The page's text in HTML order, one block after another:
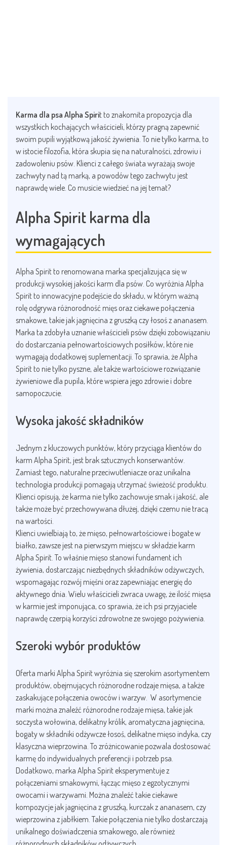
Karma dla psa Alpha Spirit to znakomita propozycja dla
wszystkich kochających właścicieli, którzy pragną zapewnić
swoim pupili wyjątkową jakość żywienia. To nie tylko karma, to
w istocie filozofia, która skupia się na naturalności, zdrowiu i
zadowoleniu psów. Klienci z całego świata wyrażają swoje
zachwyty nad tą marką, a powodów tego zachwytu jest
naprawdę wiele. Co musicie wiedzieć na jej temat?
Alpha Spirit karma dla
wymagających
Alpha Spirit to renomowana marka specjalizująca się w
produkcji wysokiej jakości karm dla psów. Co wyróżnia Alpha
Spirit to innowacyjne podejście do składu, w którym ważną
rolę odgrywa różnorodność mięs oraz ciekawe połączenia
smakowe, takie jak jagnięcina z gruszką czy łosoś z ananasem.
Marka ta zdobyła uznanie właścicieli psów dzięki zobowiązaniu
do dostarczania pełnowartościowych posiłków, które nie
wymagają dodatkowej suplementacji. To sprawia, że Alpha
Spirit to nie tylko pyszne, ale także wartościowe rozwiązanie
żywieniowe dla pupila, które wspiera jego zdrowie i dobre
samopoczucie.
Wysoka jakość składników
Jednym z kluczowych punktów, który przyciąga klientów do
karm Alpha Spirit, jest brak sztucznych konserwantów.
Zamiast tego, naturalne przeciwutleniacze oraz unikalna
technologia produkcji pomagają utrzymać świeżość produktu.
Klienci opisują, że karma nie tylko zachowuje smak i jakość, ale
także może być przechowywana dłużej, dzięki czemu nie tracą
na wartości.
Klienci uwielbiają to, że mięso, pełnowartościowe i bogate w
białko, zawsze jest na pierwszym miejscu w składzie karm
Alpha Spirit. To właśnie mięso stanowi fundament ich
żywienia, dostarczając niezbędnych składników odżywczych,
wspomagając rozwój mięśni oraz zapewniając energię do
aktywnego dnia. Wielu właścicieli zwraca uwagę, że ilość mięsa
w karmie jest imponująca, co sprawia, że ich psi przyjaciele
naprawdę czerpią korzyści zdrowotne ze swojego pożywienia.
Szeroki wybór produktów
Oferta marki Alpha Spirit wyróżnia się szerokim asortymentem
produktów, obejmujących różnorodne rodzaje mięsa, a także
zaskakujące połączenia owoców i warzyw. W asortymencie
marki można znaleźć różnorodne rodzaje mięsa, takie jak
soczysta wołowina, delikatny królik, aromatyczna jagnięcina,
bogaty w składniki odżywcze łosoś, delikatne mięso indyka, czy
klasyczna wieprzowina. To zróżnicowanie pozwala dostosować
karmę do indywidualnych preferencji i potrzeb psa.
Dodatkowo, marka Alpha Spirit eksperymentuje z
połączeniami smakowymi, łącząc mięso z egzotycznymi
owocami i warzywami. Można znaleźć takie ciekawe
kompozycje jak jagnięcina z gruszką, kurczak z ananasem, czy
wieprzowina z jabłkiem. Takie połączenia nie tylko dostarczają
unikalnego doświadczenia smakowego, ale również